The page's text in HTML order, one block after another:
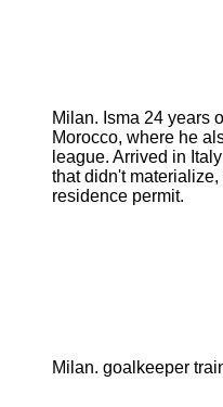
Milan. Isma 24 years
Morocco, where he
league. Arrived in
that didn't
residence permit.
Milan. goalkeeper